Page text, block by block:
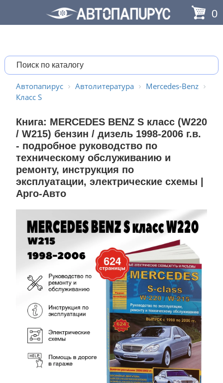
0
Автопапирус Автолитература
Mercedes-Benz
Класс S
Книга: MERCEDES BENZ S класс (W220
/ W215) бензин / дизель 1998-2006 г.в.
- подробное руководство по
техническому обслуживанию и
ремонту, инструкция по
эксплуатации, электрические схемы |
Арго-Авто